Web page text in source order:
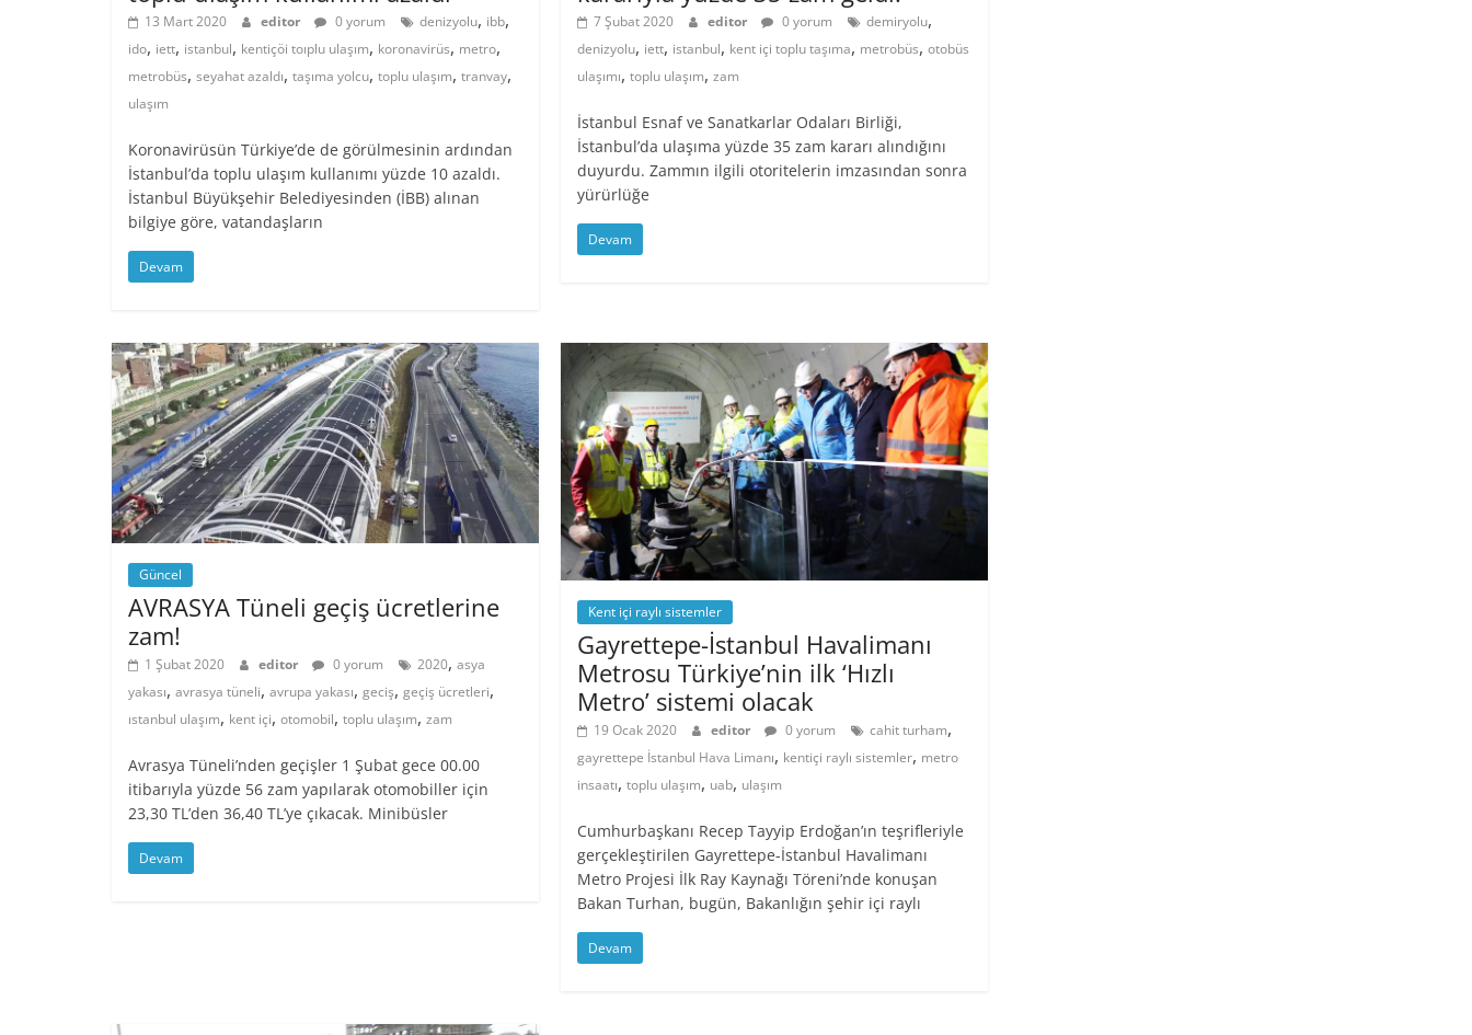
13 Mart 2020 editor 0 yorum denizyolu, ibb,
ido, iett, istanbul, kentiçöi toıplu ulaşım, koronavirüs, metro,
metrobüs, seyahat azaldı, taşıma yolcu, toplu ulaşım, tranvay,
ulaşım
Koronavirüsün Türkiye’de de görülmesinin ardından
İstanbul’da toplu ulaşım kullanımı yüzde 10 azaldı.
İstanbul Büyükşehir Belediyesinden (İBB) alınan
bilgiye göre, vatandaşların
Devam
7 Şubat 2020 editor 0 yorum demiryolu,
denizyolu, iett, istanbul, kent içi toplu taşıma, metrobüs,otobüs
ulaşımı,toplu ulaşım,zam
İstanbul Esnaf ve Sanatkarlar Odaları Birliği,
İstanbul’da ulaşıma yüzde 35 zam kararı alındığını
duyurdu. Zammın ilgili otoritelerin imzasından sonra
yürürlüğe
Devam
Güncel
AVRASYA Tüneli geçiş ücretlerine
zam!
1 Şubat 2020 editor 0 yorum 2020, asya
yakası, avrasya tüneli, avrupa yakası, geciş, geçiş ücretleri,
ıstanbul ulaşım, kent içi, otomobil, toplu ulaşım, zam
Avrasya Tüneli’nden geçişler 1 Şubat gece 00.00
itibarıyla yüzde 56 zam yapılarak otomobiller için
23,30 TL’den 36,40 TL’ye çıkacak. Minibüsler
Devam
Kent içi raylı sistemler
Gayrettepe-İstanbul Havalimanı
Metrosu Türkiye’nin ilk ‘Hızlı
Metro’ sistemi olacak
19 Ocak 2020 editor 0 yorum cahit turham,
gayrettepe İstanbul Hava Limanı, kentiçi raylı sistemler, metro
insaatı,toplu ulaşım, uab, ulaşım
Cumhurbaşkanı Recep Tayyip Erdoğan’ın teşrifleriyle
gerçekleştirilen Gayrettepe-İstanbul Havalimanı
Metro Projesi İlk Ray Kaynağı Töreni’nde konuşan
Bakan Turhan, bugün, Bakanlığın şehir içi raylı
Devam